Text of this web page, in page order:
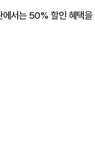
서는 50% 할인 혜택을